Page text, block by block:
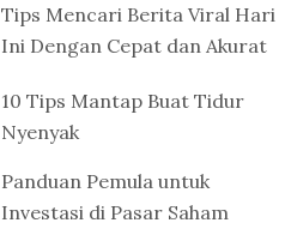
Tips Mencari Berita Viral Hari
Ini Dengan Cepat dan Akurat
10 Tips Mantap Buat Tidur
Nyenyak
Panduan Pemula untuk
Investasi di Pasar Saham